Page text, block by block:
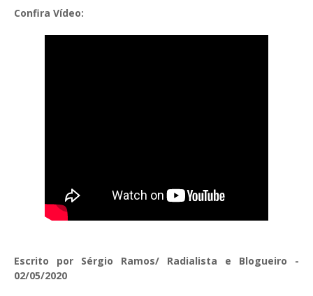
Confira Vídeo:
Escrito por Sérgio Ramos/ Radialista e Blogueiro -
02/05/2020